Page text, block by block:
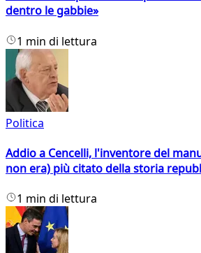
dentro le gabbie»
1 min di lettura
Politica
Addio a Cencelli, l'inventore del
non era) più citato della storia
1 min di lettura